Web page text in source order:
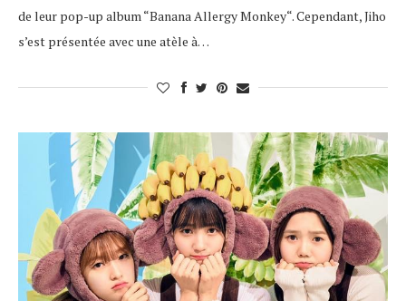
de leur pop-up album “Banana Allergy Monkey“. Cependant, Jiho
s’est présentée avec une atèle à…